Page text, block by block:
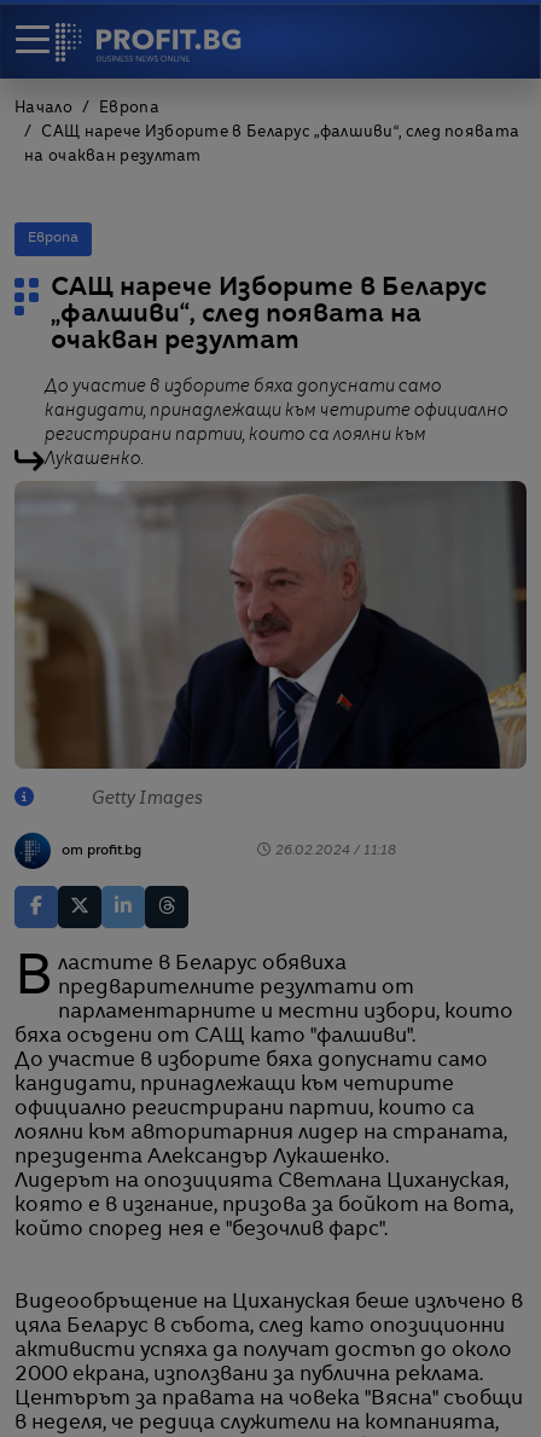
Начало
Европа
САЩ нарече Изборите в Беларус „фалшиви“, след появата
на очакван резултат
Европа
САЩ нарече Изборите в Беларус
„фалшиви“, след появата на
очакван резултат
До участие в изборите бяха допуснати само
кандидати, принадлежащи към четирите официално
регистрирани партии, които са лоялни към
Лукашенко.
Getty Images
от profit.bg 26.02.2024 / 11:18
Властите в Беларус обявиха предварителните резултати от
парламентарните и местни избори, които
бяха осъдени от САЩ като "фалшиви".
До участие в изборите бяха допуснати само
кандидати, принадлежащи към четирите
официално регистрирани партии, които са
лоялни към авторитарния лидер на страната,
президента Александър Лукашенко.
Лидерът на опозицията Светлана Цихануская,
която е в изгнание, призова за бойкот на вота,
който според нея е "безочлив фарс".
Видеообръщение на Цихануская беше излъчено в
цяла Беларус в събота, след като опозиционни
активисти успяха да получат достъп до около
2000 екрана, използвани за публична реклама.
Центърът за правата на човека "Вясна" съобщи
в неделя, че редица служители на компанията,